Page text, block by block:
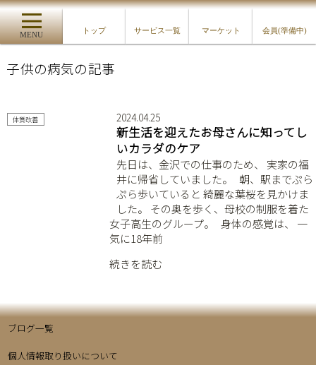
MENU
トップ サービス一覧 マーケット 会員(準備中)
子供の病気の記事
2024.04.25
体質改善
新生活を迎えたお母さんに知ってし
いカラダのケア
先日は、金沢での仕事のため、 実家の福
井に帰省していました。 ⁡ ⁡ 朝、駅までぷら
ぷら歩いていると 綺麗な葉桜を見かけま
した。 その奥を歩く、母校の制服を着た
女子高生のグループ。 ⁡ ⁡ 身体の感覚は、 一
気に18年前
続きを読む
ブログ一覧
個人情報取り扱いについて